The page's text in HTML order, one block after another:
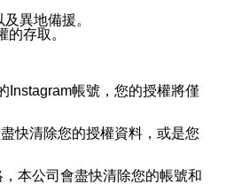
異地備援。
存取。
Instagram帳號，您的授權將僅
快清除您的授權資料，或是您
本公司會盡快清除您的帳號和